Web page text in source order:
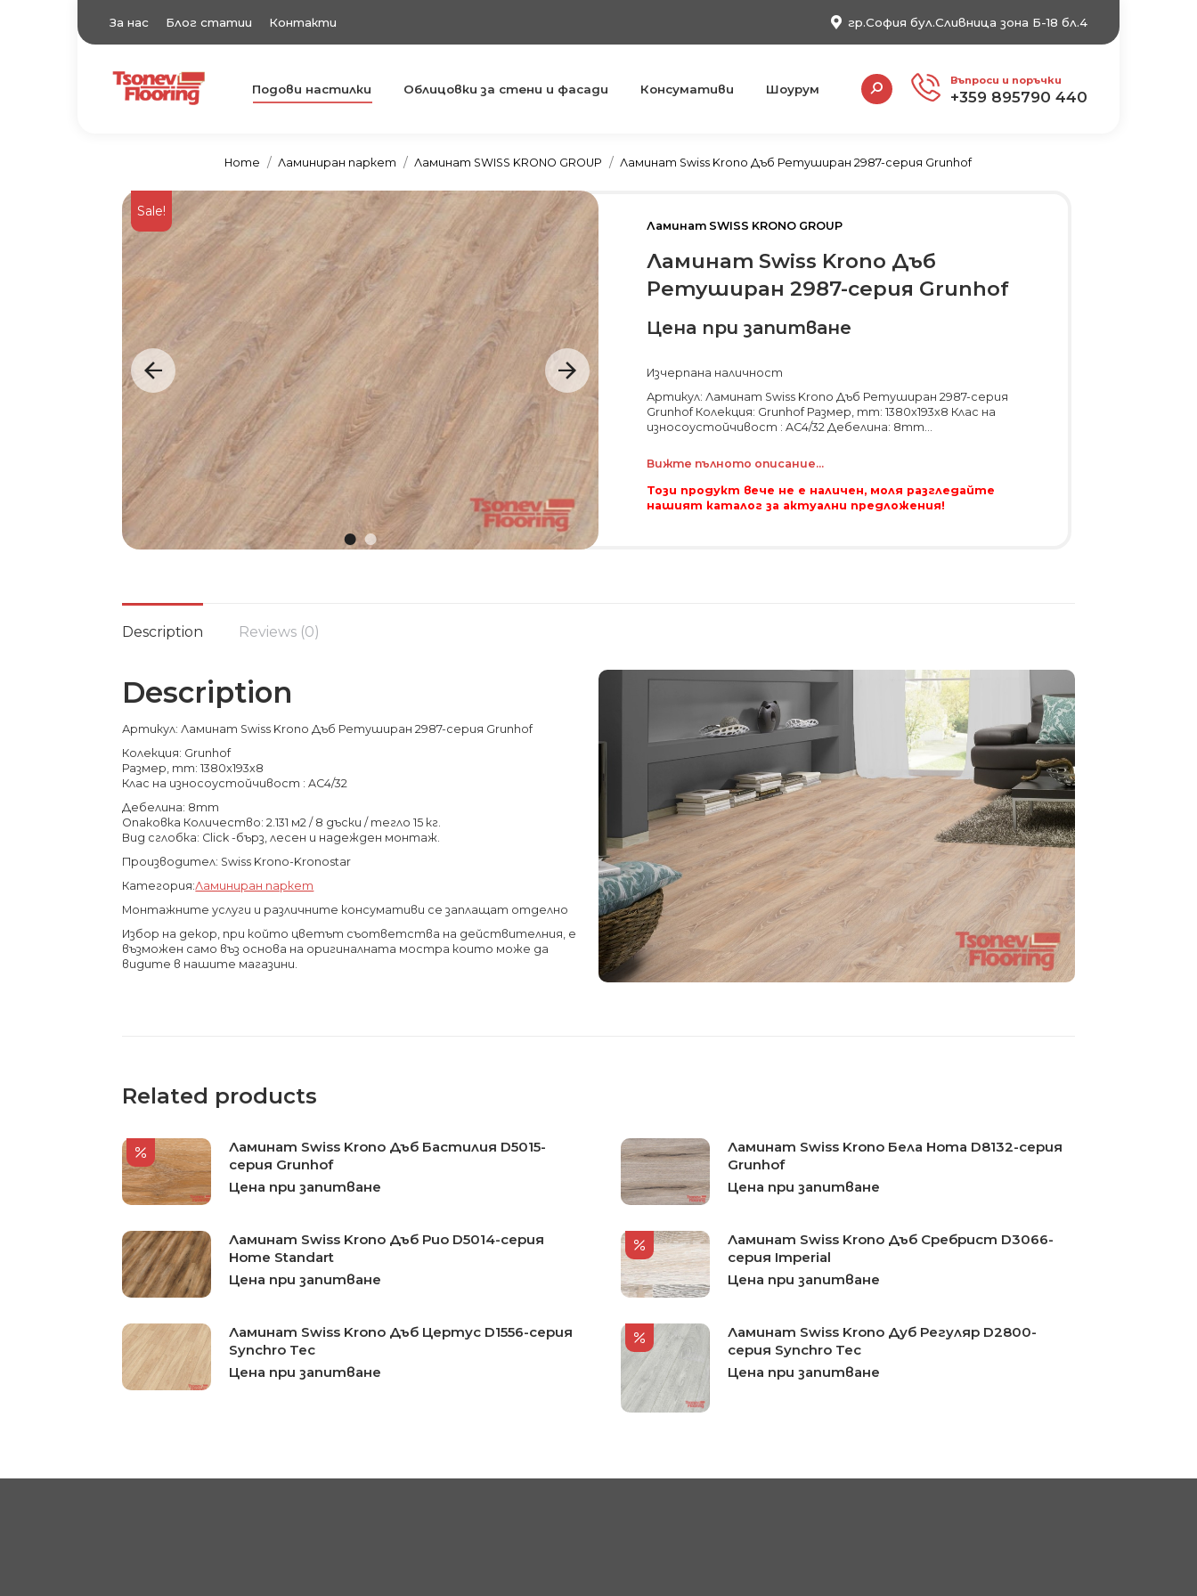
За нас Блог статии Контакти гр.София бул.Сливница зона Б-18 бл.4
TsonevFlooring
Подови настилки Подови настилки Облицовки за стени и фасади Консумативи Шоурум
Search: Въпроси и поръчки
+359 895790 440
You are here:
Home Ламиниран паркет Ламинат SWISS KRONO GROUP Ламинат Swiss Krono Дъб Ретуширан 2987-серия Grunhof
Sale!
Ламинат SWISS KRONO GROUP
Ламинат Swiss Krono Дъб
Ретуширан 2987-серия Grunhof
Цена при запитване
Изчерпана наличност
Артикул: Ламинат Swiss Krono Дъб Ретуширан 2987-серия
Grunhof Колекция: Grunhof Размер, mm: 1380x193x8 Клас на
износоустойчивост : AC4/32 Дебелина: 8mm...
Вижте пълното описание...
Този продукт вече не е наличен, моля разгледайте
нашият каталог за актуални предложения!
Description Reviews (0)
Description
Артикул: Ламинат Swiss Krono Дъб Ретуширан 2987-серия Grunhof
Колекция: Grunhof
Размер, mm: 1380x193x8
Клас на износоустойчивост : AC4/32
Дебелина: 8mm
Опаковка Количество: 2.131 м2 / 8 дъски / тегло 15 кг.
Вид сглобка: Click -бърз, лесен и надежден монтаж.
Производител: Swiss Krono-Kronostar
Категория:Ламиниран паркет
Монтажните услуги и различните консумативи се заплащат отделно
Избор на декор, при който цветът съответства на действителния, е
възможен само въз основа на оригиналната мостра които може да
видите в нашите магазини.
Related products
Ламинат Swiss Krono Дъб Бастилия D5015-
серия Grunhof
Цена при запитване
Ламинат Swiss Krono Бела Нота D8132-серия
Grunhof
Цена при запитване
Ламинат Swiss Krono Дъб Рио D5014-серия
Home Standart
Цена при запитване
Ламинат Swiss Krono Дъб Сребрист D3066-
серия Imperial
Цена при запитване
Ламинат Swiss Krono Дъб Цертус D1556-серия
Synchro Tec
Цена при запитване
Ламинат Swiss Krono Дуб Регуляр D2800-
серия Synchro Tec
Цена при запитване